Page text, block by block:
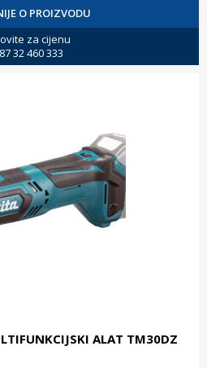
O PROIZVODU
za cijenu
32 460 333
ALAT TM30DZ